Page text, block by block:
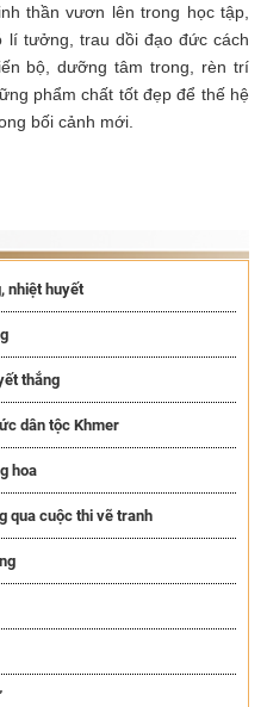
thần vươn lên trong học tập,
lí tưởng, trau dồi đạo đức cách
bộ, dưỡng tâm trong, rèn trí
phẩm chất tốt đẹp để thế hệ
bối cảnh mới.
nhiệt huyết
thắng
dân tộc Khmer
hoa
qua cuộc thi vẽ tranh